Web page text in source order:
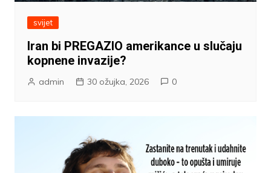
svijet
Iran bi PREGAZIO amerikance u slučaju
kopnene invazije?
admin 30 ožujka, 2026 0